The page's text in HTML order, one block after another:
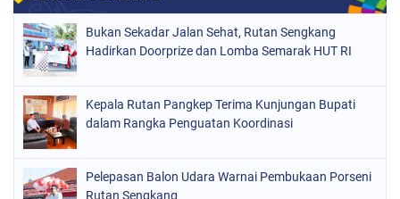
Bukan Sekadar Jalan Sehat, Rutan Sengkang
Hadirkan Doorprize dan Lomba Semarak HUT RI
Kepala Rutan Pangkep Terima Kunjungan Bupati
dalam Rangka Penguatan Koordinasi
Pelepasan Balon Udara Warnai Pembukaan Porseni
Rutan Sengkang